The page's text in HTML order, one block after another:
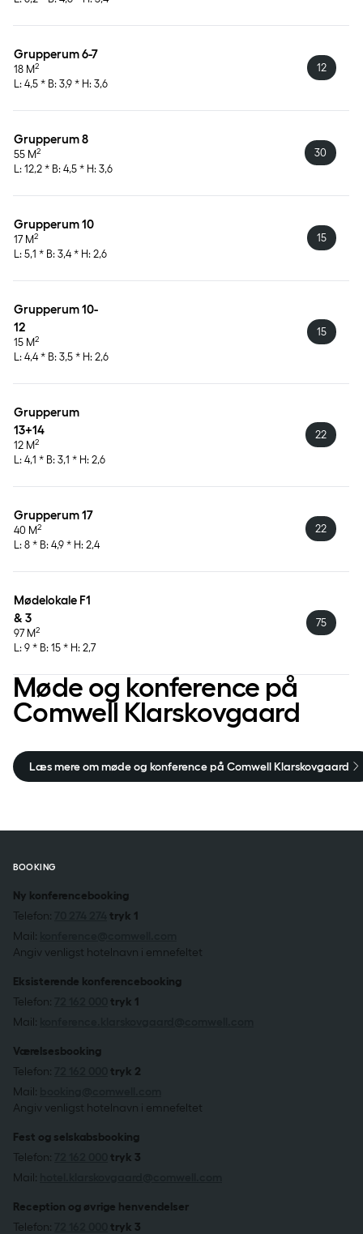
Grupperum 6-7
18 M2
L: 4,5 * B: 3,9 * H: 3,6
12
Grupperum 8
55 M2
L: 12,2 * B: 4,5 * H: 3,6
30
Grupperum 10
17 M2
L: 5,1 * B: 3,4 * H: 2,6
15
Grupperum 10-
12
15 M2
L: 4,4 * B: 3,5 * H: 2,6
15
Grupperum
13+14
12 M2
L: 4,1 * B: 3,1 * H: 2,6
22
Grupperum 17
40 M2
L: 8 * B: 4,9 * H: 2,4
22
Mødelokale F1
& 3
97 M2
L: 9 * B: 15 * H: 2,7
75
Møde og konference på
Comwell Klarskovgaard
Læs mere om møde og konference på Comwell Klarskovgaard
BOOKING
Ny konferencebooking
Telefon:
tryk 1
Mail:
Angiv venligst hotelnavn i emnefeltet
Eksisterende konferencebooking
Telefon:
tryk 1
Mail:
Værelsesbooking
Telefon:
tryk 2
Mail:
Angiv venligst hotelnavn i emnefeltet
Fest og selskabsbooking
Telefon:
tryk 3
Mail:
Reception og øvrige henvendelser
Telefon:
tryk 3